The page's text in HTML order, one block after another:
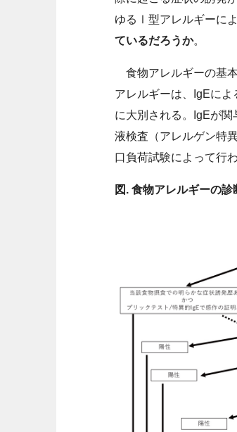
ゆるⅠ型アレルギーに
ているだろうか。
食物アレルギーの基
アレルギーは、IgEによ
に大別される。IgEが
液検査（アレルゲン特
口負荷試験によって行
図. 食物アレルギーの診